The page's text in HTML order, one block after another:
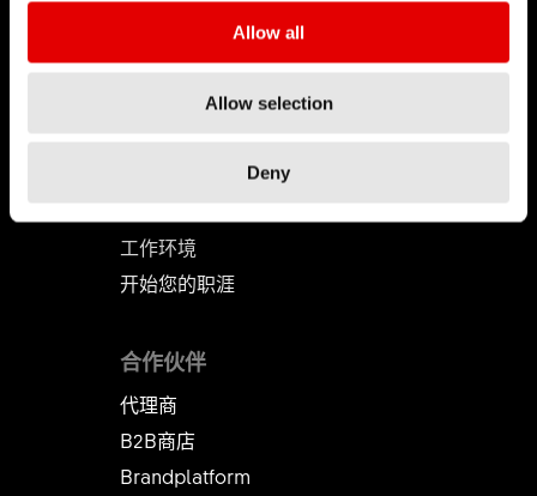
Allow all
Allow selection
Deny
职涯
职缺
工作环境
开始您的职涯
合作伙伴
代理商
B2B商店
Brandplatform